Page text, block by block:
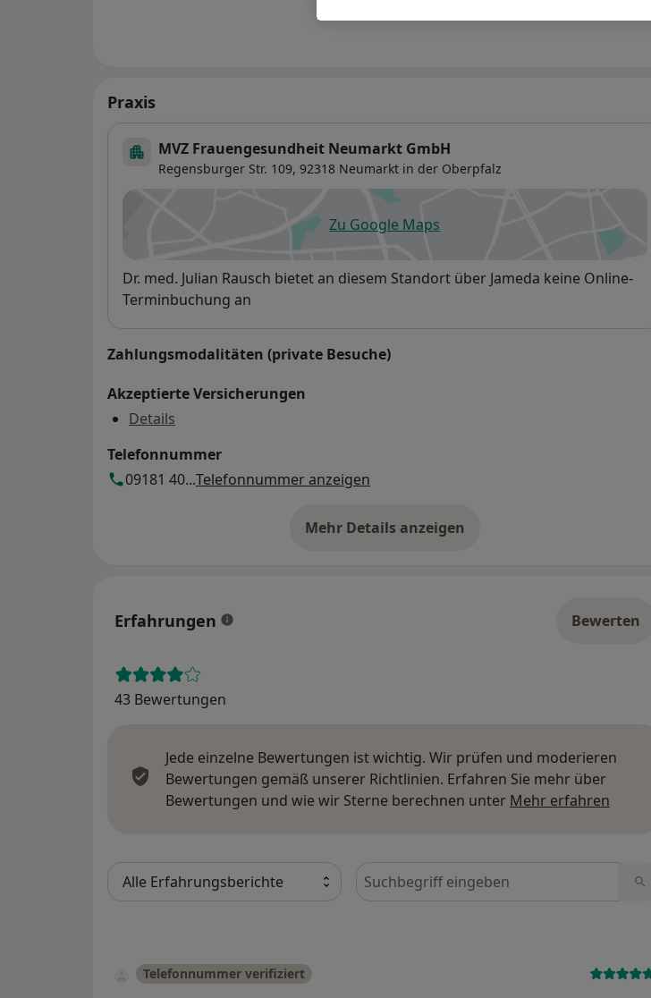
Praxis
MVZ Frauengesundheit Neumarkt GmbH
Regensburger Str. 109, 92318 Neumarkt in der Oberpfalz
Zu Google Mapsöffnet in einer neuen Registerkarte
Verfügbarkeit
Dr. med. Julian Rausch bietet an diesem Standort über Jameda keine Online-
Terminbuchung an
Zahlungsmodalitäten (private Besuche)
Akzeptierte Versicherungen
Details
Telefonnummer
09181 40...Telefonnummer anzeigen
Mehr Details anzeigen
über die Adresse
Erfahrungen Bewerten
43 Bewertungen
Jede einzelne Bewertungen ist wichtig. Wir prüfen und moderieren
Bewertungen gemäß unserer Richtlinien. Erfahren Sie mehr über
Bewertungen und wie wir Sterne berechnen unter Mehr erfahren
Bewertungen durchsuchen
Telefonnummer verifiziert